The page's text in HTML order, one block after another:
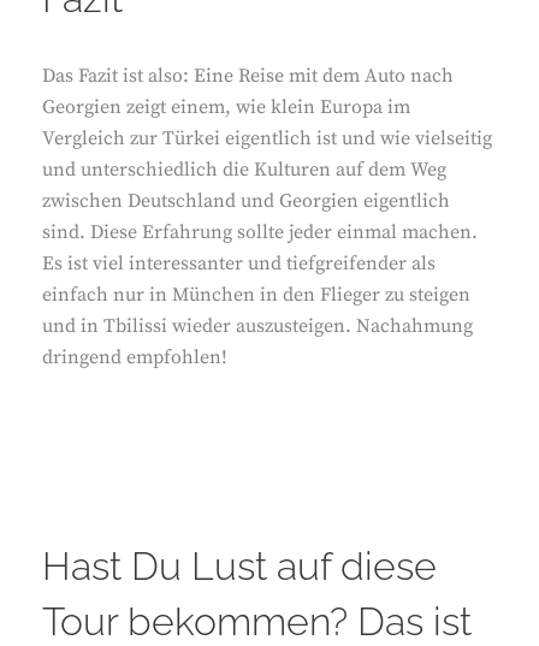
Das Fazit ist also: Eine Reise mit dem Auto nach
Georgien zeigt einem, wie klein Europa im
Vergleich zur Türkei eigentlich ist und wie vielseitig
und unterschiedlich die Kulturen auf dem Weg
zwischen Deutschland und Georgien eigentlich
sind. Diese Erfahrung sollte jeder einmal machen.
Es ist viel interessanter und tiefgreifender als
einfach nur in München in den Flieger zu steigen
und in Tbilissi wieder auszusteigen. Nachahmung
dringend empfohlen!
Hast Du Lust auf diese
Tour bekommen? Das ist